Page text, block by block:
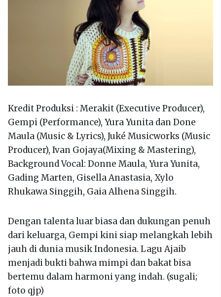
Kredit Produksi : Merakit (Executive Producer),
Gempi (Performance), Yura Yunita dan Done
Maula (Music & Lyrics), Juké Musicworks (Music
Producer), Ivan Gojaya(Mixing & Mastering),
Background Vocal: Donne Maula, Yura Yunita,
Gading Marten, Gisella Anastasia, Xylo
Rhukawa Singgih, Gaia Alhena Singgih.
Dengan talenta luar biasa dan dukungan penuh
dari keluarga, Gempi kini siap melangkah lebih
jauh di dunia musik Indonesia. Lagu Ajaib
menjadi bukti bahwa mimpi dan bakat bisa
bertemu dalam harmoni yang indah. (sugali;
foto qjp)